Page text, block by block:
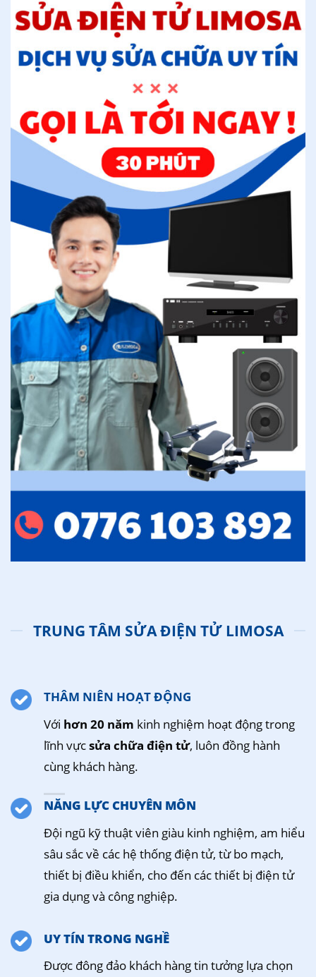
TRUNG TÂM SỬA ĐIỆN TỬ LIMOSA
THÂM NIÊN HOẠT ĐỘNG
Với hơn 20 năm kinh nghiệm hoạt động trong
lĩnh vựcsửa chữa điện tử, luôn đồng hành
cùng khách hàng.
NĂNG LỰC CHUYÊN MÔN
Đội ngũ kỹ thuật viên giàu kinh nghiệm, am hiểu
sâu sắc về các hệ thống điện tử, từ bo mạch,
thiết bị điều khiển, cho đến các thiết bị điện tử
gia dụng và công nghiệp.
UY TÍN TRONG NGHỀ
Được đông đảo khách hàng tin tưởng lựa chọn